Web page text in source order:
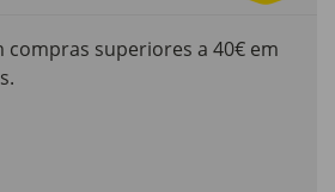
compras superiores a 40€ em